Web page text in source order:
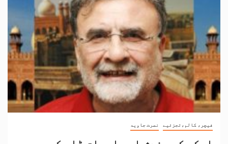
فیچر، کالم،تجزئیے نصرت جاوید